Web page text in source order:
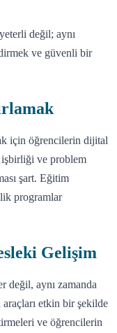
değil; aynı
ve güvenli bir
için öğrencilerin dijital
işbirliği ve problem
şart. Eğitim
programlar
Gelişim
değil, aynı zamanda
etkin bir şekilde
ve öğrencilerin